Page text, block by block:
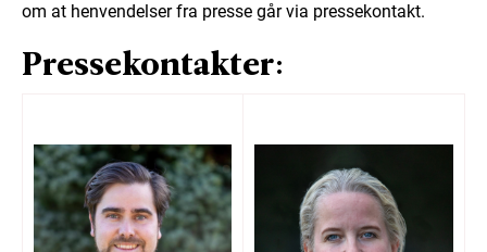
om at henvendelser fra presse går via pressekontakt.
Pressekontakter: